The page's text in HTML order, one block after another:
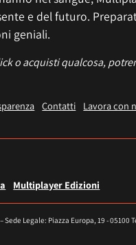
e del futuro.
geniali.
o acquisti qualcosa,
Contatti
Lavora con
Multiplayer Edizioni
Legale: Piazza Europa, 19 - 05100